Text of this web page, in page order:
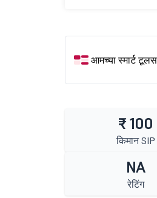
आमच्या स्मार्ट
₹ 100
किमान SIP
NA
रेटिंग